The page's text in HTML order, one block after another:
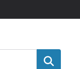
Rechercher